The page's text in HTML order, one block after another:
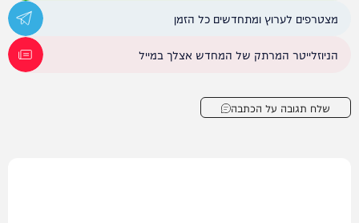
מצטרפים לערוץ ומתחדשים כל הזמן
הניוזלייטר המרתק של המחדש אצלך במייל
שלח תגובה על הכתבה